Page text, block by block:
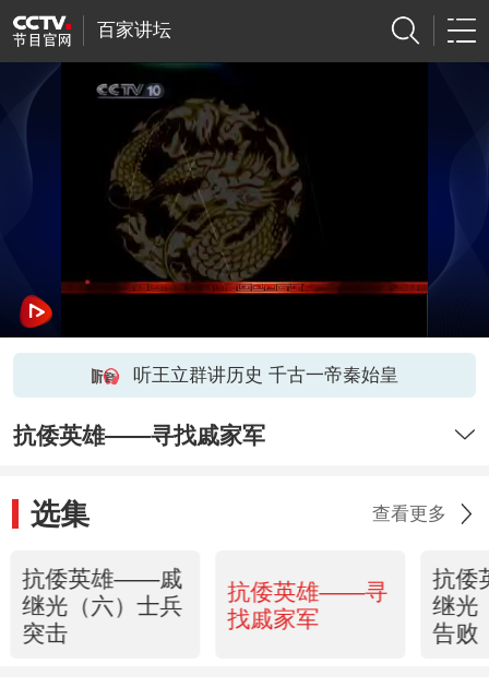
百家讲坛
听王立群讲历史 千古一帝秦始皇
抗倭英雄——寻找戚家军
选集 查看更多
抗倭英雄——戚
继光（六）士兵
突击
抗倭英雄——寻
找戚家军
抗
继光
告败